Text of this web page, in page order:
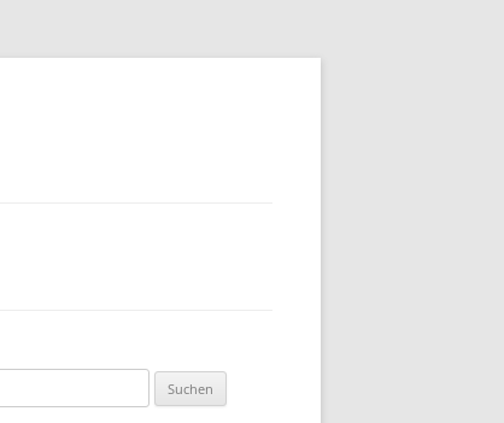
DER LÄNDER